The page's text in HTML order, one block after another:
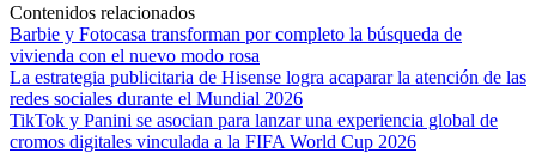
Contenidos relacionados
Barbie y Fotocasa transforman por completo la búsqueda de
vivienda con el nuevo modo rosa
La estrategia publicitaria de Hisense logra acaparar la atención de las
redes sociales durante el Mundial 2026
TikTok y Panini se asocian para lanzar una experiencia global de
cromos digitales vinculada a la FIFA World Cup 2026